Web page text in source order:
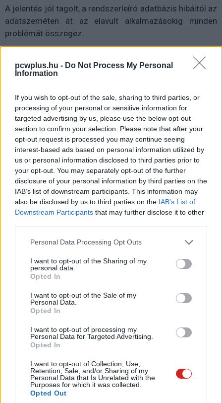
pcwplus.hu - Do Not Process My Personal
Information
If you wish to opt-out of the sale, sharing to third parties, or
processing of your personal or sensitive information for
targeted advertising by us, please use the below opt-out
section to confirm your selection. Please note that after your
opt-out request is processed you may continue seeing
interest-based ads based on personal information utilized by
us or personal information disclosed to third parties prior to
your opt-out. You may separately opt-out of the further
disclosure of your personal information by third parties on the
IAB’s list of downstream participants. This information may
also be disclosed by us to third parties on the IAB’s List of
Downstream Participants that may further disclose it to other
Please note that this website/app uses one or more Google
not limited to your visit or usage behaviour. You may click to
grant or deny consent to Google and its third-party tags to
use your data for below specified purposes in below Google
consent section.
Personal Data Processing Opt Outs
I want to opt-out of the Sharing of my
personal data.
Opted In
I want to opt-out of the Sale of my
Personal Data.
Opted In
I want to opt-out of processing my
Personal Data for Targeted Advertising.
Opted In
I want to opt-out of Collection, Use,
Retention, Sale, and/or Sharing of my
Personal Data that Is Unrelated with the
Purposes for which it was collected.
Opted Out
A jelentés jól tagolt, a rendszerleíró adatbázis hibáitól az
adatszeméten át az elavult alkalmazásokig minden
problémát összegez.
hardveres gondok után is kutat a SystemCare Pro 13,
ami igazán hasznos. Az elavult drivereket is megtalálja a
program, de a frissítéshez másikIObit program
telepítését kínálja fel, emellett a többi vizsgálatnál is
hiányoltuk a részletesebb leírásokat.
Ha nem egyben szeretnéd letudni a javítást, gyorsítást
és frissítést, külön-külön is átvizsgálhatod az egyes
részterületeket. Érdemes ezeket a menüpontokat is
találkozhatsz. Ilyen például a Védelemnél a FaceID, amely
lefotózza az illetéktelen behatolókat, így megtudhatod, ki
próbálta meg távollétedben használni PC-det.